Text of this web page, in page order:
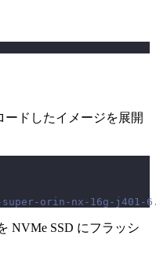
ードしたイメージを展開
orin-nx-16g-j401-
NVMe SSD にフラッシ